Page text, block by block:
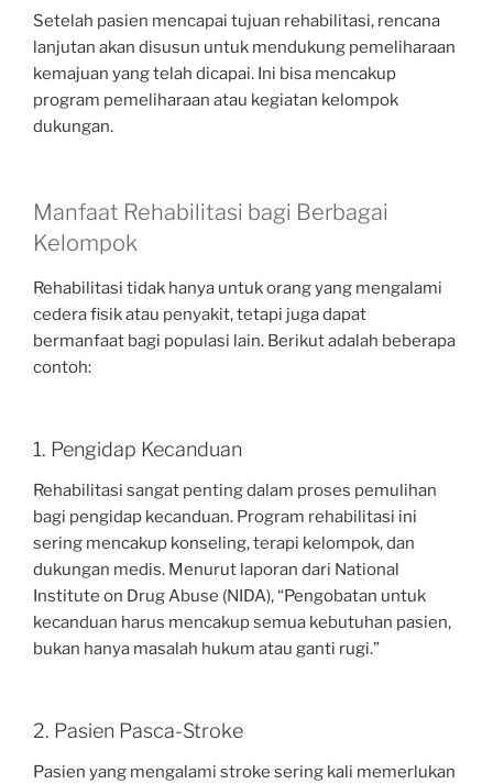
Setelah pasien mencapai tujuan rehabilitasi, rencana
lanjutan akan disusun untuk mendukung pemeliharaan
kemajuan yang telah dicapai. Ini bisa mencakup
program pemeliharaan atau kegiatan kelompok
dukungan.
Manfaat Rehabilitasi bagi Berbagai
Kelompok
Rehabilitasi tidak hanya untuk orang yang mengalami
cedera fisik atau penyakit, tetapi juga dapat
bermanfaat bagi populasi lain. Berikut adalah beberapa
contoh:
1. Pengidap Kecanduan
Rehabilitasi sangat penting dalam proses pemulihan
bagi pengidap kecanduan. Program rehabilitasi ini
sering mencakup konseling, terapi kelompok, dan
dukungan medis. Menurut laporan dari National
Institute on Drug Abuse (NIDA), “Pengobatan untuk
kecanduan harus mencakup semua kebutuhan pasien,
bukan hanya masalah hukum atau ganti rugi.”
2. Pasien Pasca-Stroke
Pasien yang mengalami stroke sering kali memerlukan